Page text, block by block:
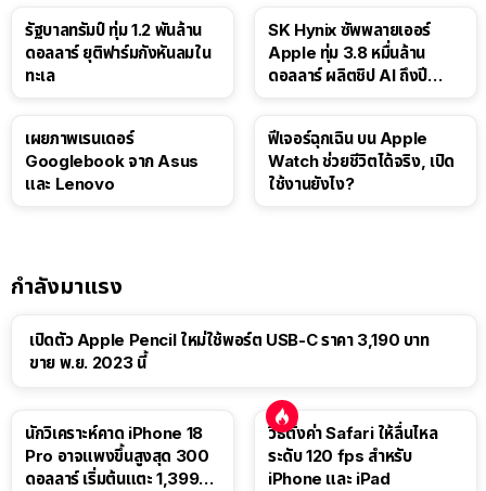
รัฐบาลทรัมป์ ทุ่ม 1.2 พันล้าน
ดอลลาร์ ยุติฟาร์มกังหันลมใน
ทะเล
SK Hynix ซัพพลายเออร์
Apple ทุ่ม 3.8 หมื่นล้าน
ดอลลาร์ ผลิตชิป AI ถึงปี
เผยภาพเรนเดอร์
Googlebook จาก Asus
และ Lenovo
ฟีเจอร์ฉุกเฉิน บน Apple
Watch ช่วยชีวิตได้จริง, เปิด
ใช้งานยังไง?
กำลังมาแรง
เปิดตัว Apple Pencil ใหม่ใช้พอร์ต USB-C ราคา 3,190 บาท
ขาย พ.ย. 2023 นี้
นักวิเคราะห์คาด iPhone 18
Pro อาจแพงขึ้นสูงสุด 300
ดอลลาร์ เริ่มต้นแตะ 1,399
วิธีตั้งค่า Safari ให้ลื่นไหล
ระดับ 120 fps สำหรับ
iPhone และ iPad